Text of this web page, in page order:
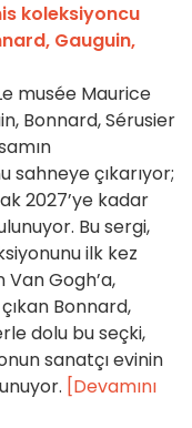
koleksiyoncu
Gauguin,
musée Maurice
Bonnard, Sérusier
sahneye çıkarıyor;
2027’ye kadar
Bu sergi,
ilk kez
Gogh’a,
Bonnard,
dolu bu seçki,
sanatçı evinin
[Devamını